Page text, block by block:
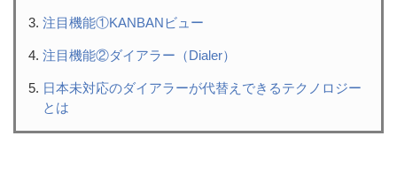
注目機能①KANBANビュー
注目機能②ダイアラー（Dialer）
日本未対応のダイアラーが代替えできるテクノロジー
とは